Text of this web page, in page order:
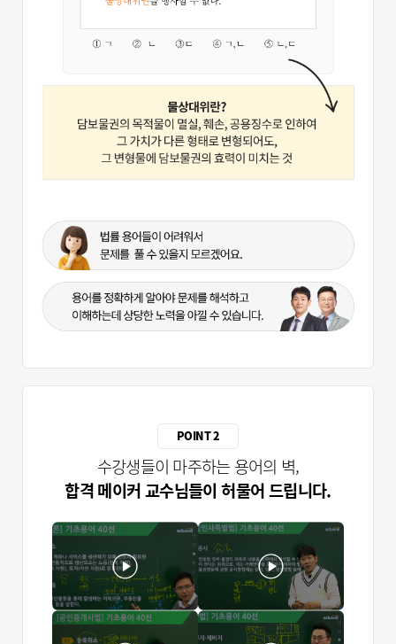
POINT 2
수강생들이 마주하는 용어의 벽,
합격 메이커 교수님들이 허물어 드립니다.